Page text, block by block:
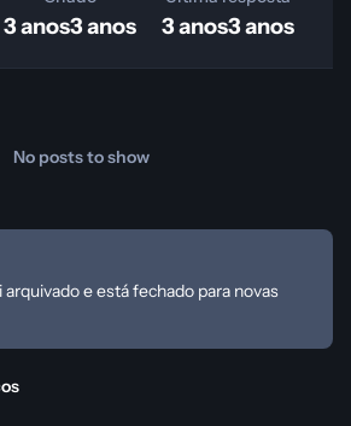
3 anos3 anos 3 anos3 anos
No posts to show
e está fechado para novas